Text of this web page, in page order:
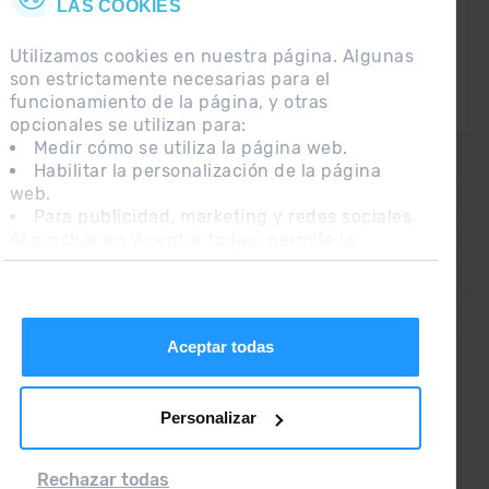
LAS COOKIES
Utilizamos cookies en nuestra página. Algunas
son estrictamente necesarias para el
funcionamiento de la página, y otras
opcionales se utilizan para:
Medir cómo se utiliza la página web.
Habilitar la personalización de la página
web.
Para publicidad, marketing y redes sociales.
instalación de las cookies. Si prefieres
Aceptar todas
Personalizar
Rechazar todas
CONTACTO
PREGUNTAS FRECUENTES